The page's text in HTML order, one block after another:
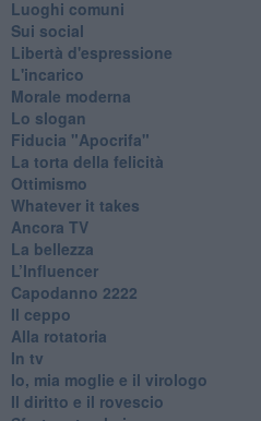
Luoghi comuni
Sui social
Libertà d'espressione
L'incarico
Morale moderna
Lo slogan
Fiducia "Apocrifa"
La torta della felicità
Ottimismo
Whatever it takes
Ancora TV
La bellezza
L’Influencer
​Capodanno 2222
Il ceppo
Alla rotatoria
In tv
Io, mia moglie e il virologo
Il diritto e il rovescio